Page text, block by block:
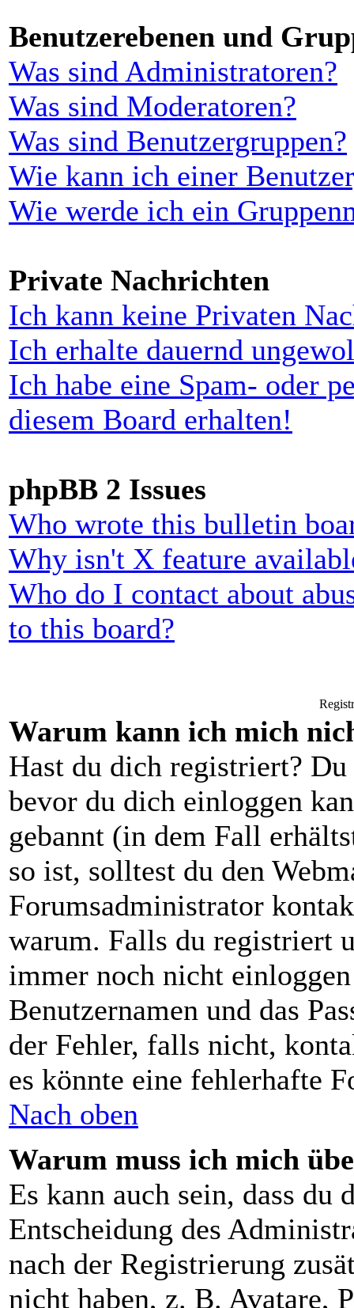
Benutzerebenen und
Was sind Administratoren?
Was sind Moderatoren?
Was sind Benutzergruppen?
Wie kann ich einer
Wie werde ich ein
Private Nachrichten
Ich kann keine Privaten
Ich erhalte dauernd
Ich habe eine Spam- oder
diesem Board erhalten!
phpBB 2 Issues
Who wrote this bulletin
Why isn't X feature
Who do I contact about
to this board?
Warum kann ich mich
Hast du dich registriert?
bevor du dich einloggen
gebannt (in dem Fall
so ist, solltest du den
Forumsadministrator
warum. Falls du registriert
immer noch nicht
Benutzernamen und das
der Fehler, falls nicht,
es könnte eine fehlerhafte
Nach oben
Warum muss ich mich
Es kann auch sein, dass du
Entscheidung des
nach der Registrierung
nicht haben, z. B. Avatare,